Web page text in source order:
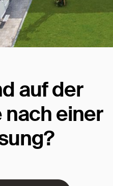
auf der
nach einer